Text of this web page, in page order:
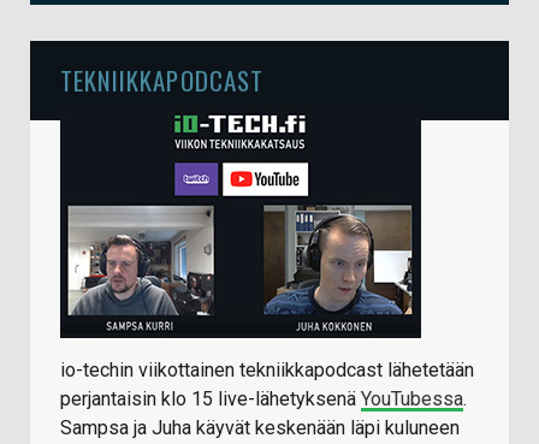
TEKNIIKKAPODCAST
io-techin viikottainen tekniikkapodcast lähetetään
perjantaisin klo 15 live-lähetyksenä YouTubessa.
Sampsa ja Juha käyvät keskenään läpi kuluneen